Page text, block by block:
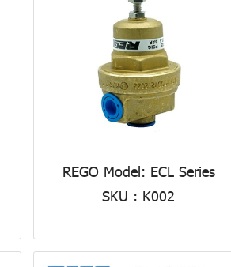
REGO Model: ECL Series
SKU : K002